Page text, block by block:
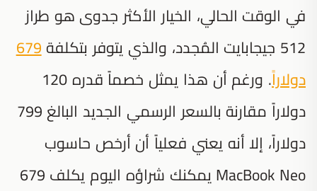
في الوقت الحالي، الخيار الأكثر جدوى هو طراز
512 جيجابايت المُجدد، والذي يتوفر بتكلفة
679
دولاراً
. ورغم أن هذا يمثل خصماً قدره 120
دولاراً مقارنة بالسعر الرسمي الجديد البالغ 799
دولاراً، إلا أنه يعني فعلياً أن أرخص حاسوب
MacBook Neo يمكنك شراؤه اليوم يكلف 679